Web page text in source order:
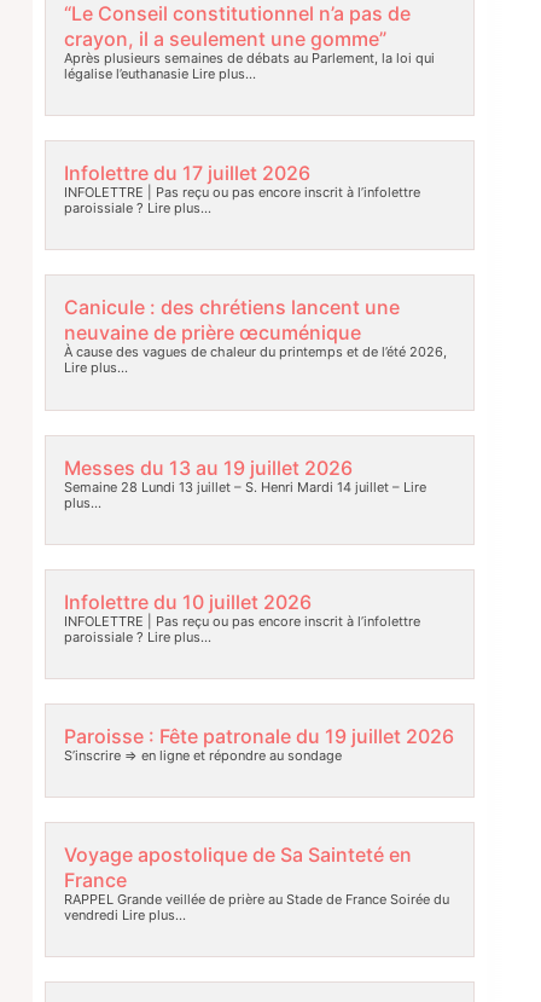
“Le Conseil constitutionnel n’a pas de
crayon, il a seulement une gomme”
Après plusieurs semaines de débats au Parlement, la loi qui
légalise l’euthanasieLire plus…
Infolettre du 17 juillet 2026
INFOLETTRE | Pas reçu ou pas encore inscrit à l’infolettre
paroissiale ? Lire plus…
Canicule : des chrétiens lancent une
neuvaine de prière œcuménique
À cause des vagues de chaleur du printemps et de l’été 2026,
Lire plus…
Messes du 13 au 19 juillet 2026
Semaine 28 Lundi 13 juillet – S. Henri Mardi 14 juillet –Lire
plus…
Infolettre du 10 juillet 2026
INFOLETTRE | Pas reçu ou pas encore inscrit à l’infolettre
paroissiale ? Lire plus…
Paroisse : Fête patronale du 19 juillet 2026
S’inscrire => en ligne et répondre au sondage
Voyage apostolique de Sa Sainteté en
France
RAPPEL Grande veillée de prière au Stade de France Soirée du
vendredi Lire plus…